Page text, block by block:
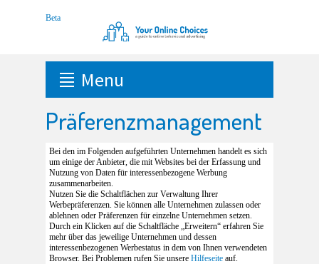
Menu
Präferenzmanagement
Bei den im Folgenden aufgeführten Unternehmen handelt es sich
um einige der Anbieter, die mit Websites bei der Erfassung und
Nutzung von Daten für interessenbezogene Werbung
zusammenarbeiten.
Nutzen Sie die Schaltflächen zur Verwaltung Ihrer
Werbepräferenzen. Sie können alle Unternehmen zulassen oder
ablehnen oder Präferenzen für einzelne Unternehmen setzen.
Durch ein Klicken auf die Schaltfläche „Erweitern“ erfahren Sie
mehr über das jeweilige Unternehmen und dessen
interessenbezogenen Werbestatus in dem von Ihnen verwendeten
Browser. Bei Problemen rufen Sie unsere Hilfeseite auf.